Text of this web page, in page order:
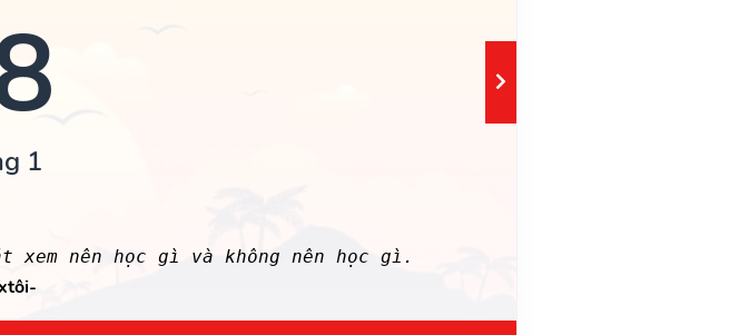
1
xem nên học gì và không nên học gì.